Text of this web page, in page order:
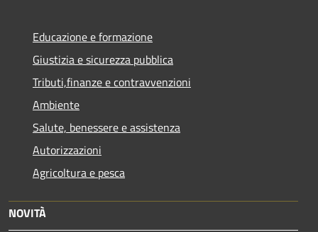
Educazione e formazione
Giustizia e sicurezza pubblica
Tributi,finanze e contravvenzioni
Ambiente
Salute, benessere e assistenza
Autorizzazioni
Agricoltura e pesca
NOVITÀ